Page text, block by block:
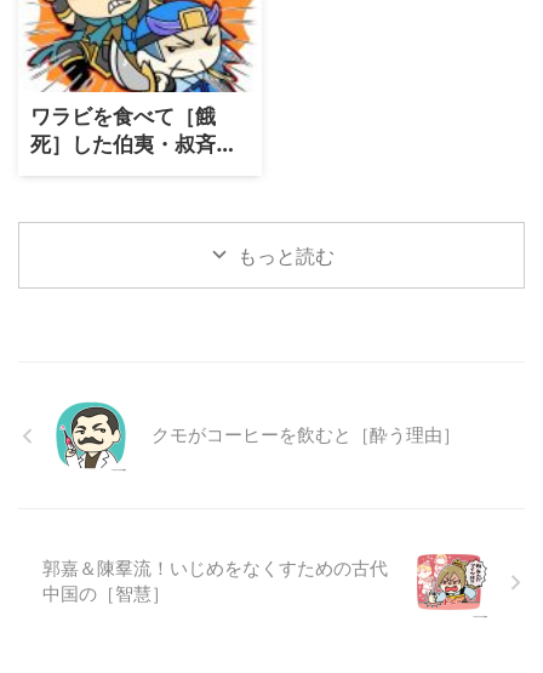
ワラビを食べて［餓
死］した伯夷・叔斉兄
弟の悲劇！
もっと読む
クモがコーヒーを飲むと［酔う理由］
郭嘉＆陳羣流！いじめをなくすための古代
中国の［智慧］